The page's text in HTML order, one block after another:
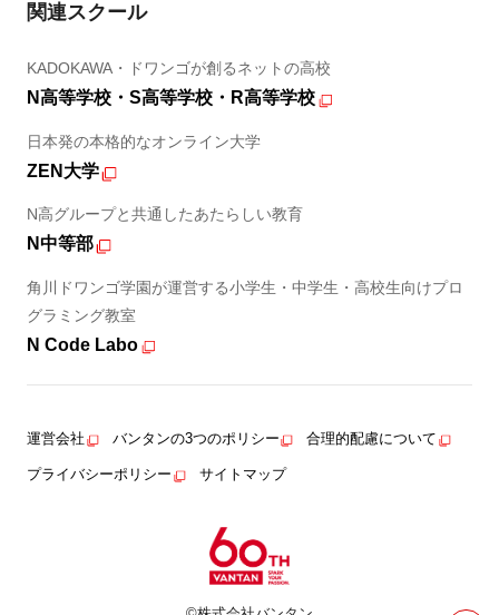
関連スクール
KADOKAWA・ドワンゴが創るネットの高校
N高等学校・S高等学校・R高等学校
日本発の本格的なオンライン大学
ZEN大学
N高グループと共通したあたらしい教育
N中等部
角川ドワンゴ学園が運営する小学生・中学生・高校生向けプロ
グラミング教室
N Code Labo
運営会社 バンタンの3つのポリシー 合理的配慮について
プライバシーポリシー サイトマップ